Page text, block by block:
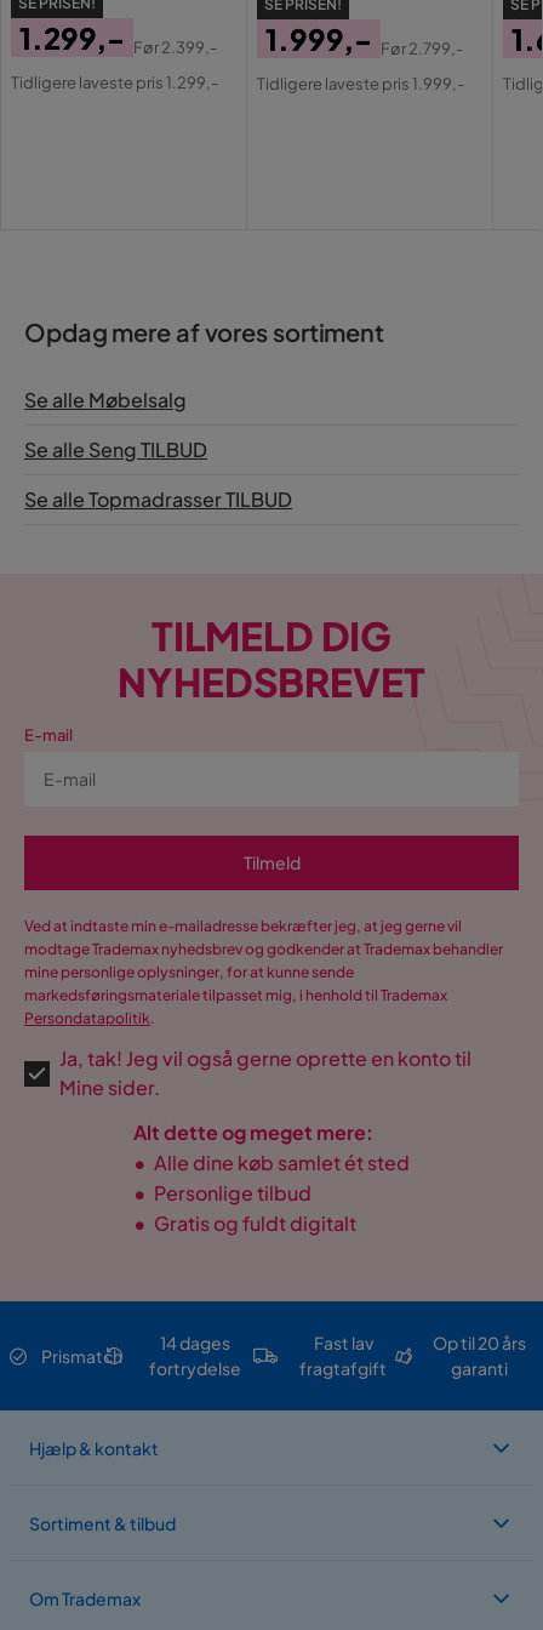
Pris
1.299,-
Original
Før2.399,-
Tidligere laveste pris 1.299,-
SE PRISEN!
Pris
1.999,-
Original
Før2.799,-
Tidligere laveste pris 1.999,-
SE
Opdag mere af vores sortiment
Se alle Møbelsalg
Se alle Seng TILBUD
Se alle Topmadrasser TILBUD
TILMELD DIG
NYHEDSBREVET
E-mail
Tilmeld
Ved at indtaste min e-mailadresse bekræfter jeg, at jeg gerne vil
modtage Trademax nyhedsbrev og godkender at Trademax behandler
mine personlige oplysninger, for at kunne sende
markedsføringsmateriale tilpasset mig, i henhold til Trademax
Persondatapolitik.
Ja, tak! Jeg vil også gerne oprette en konto til
Mine sider.
Alt dette og meget mere:
• Alle dine køb samlet ét sted
• Personlige tilbud
• Gratis og fuldt digitalt
Prismatch
14 dages
fortrydelse
Fast lav
fragtafgift
Op til 20 års
garanti
Hjælp & kontakt
Sortiment & tilbud
Om Trademax